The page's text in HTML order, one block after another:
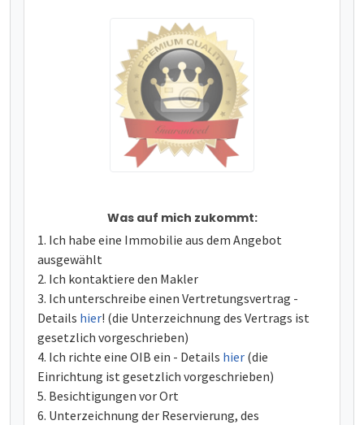
Was auf mich zukommt:
Ich habe eine Immobilie aus dem Angebot
ausgewählt
Ich kontaktiere den Makler
Ich unterschreibe einen Vertretungsvertrag -
Details hier! (die Unterzeichnung des Vertrags ist
gesetzlich vorgeschrieben)
Ich richte eine OIB ein - Details hier (die
Einrichtung ist gesetzlich vorgeschrieben)
Besichtigungen vor Ort
Unterzeichnung der Reservierung, des